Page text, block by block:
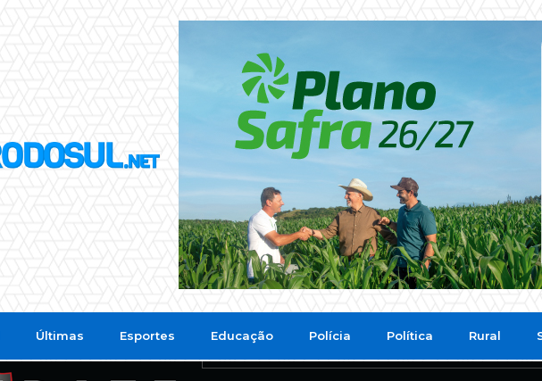
Últimas Esportes Educação Polícia Política Rural